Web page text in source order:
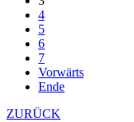
4
5
6
7
Vorwärts
Ende
ZURÜCK